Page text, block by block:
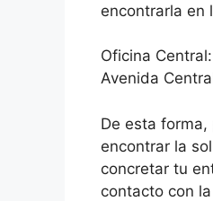
encontrarla en
Oficina
Avenida
De esta
encontrar la
concretar tu
contacto con la